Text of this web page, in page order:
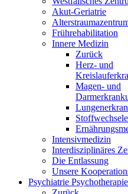
Akut-Geriatrie
Frührehabilitation
Innere Medizin
Zurück
Herz- und
Magen- und
Intensivmedizin
Interdisziplinäres
Die Entlassung
Unsere
Psychiatrie Psychotherapie